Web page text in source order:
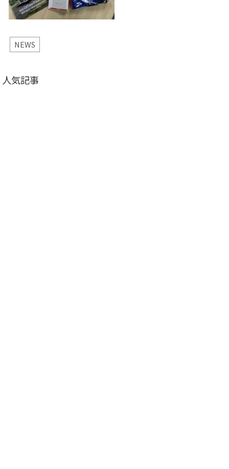
NEWS
人気記事